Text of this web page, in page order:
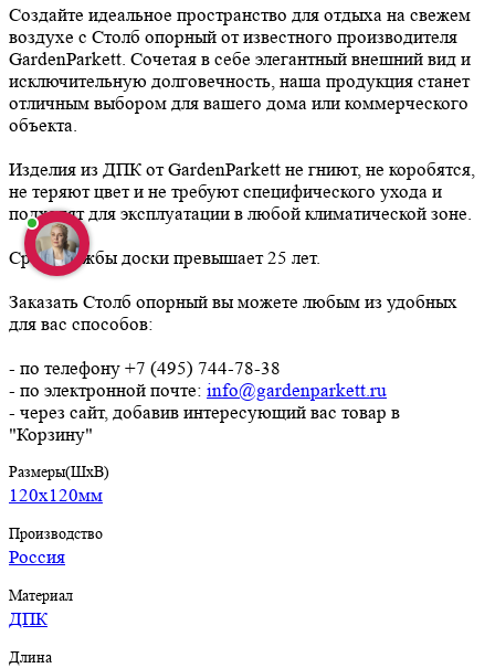
Создайте идеальное пространство для отдыха на свежем
воздухе с Столб опорный от известного производителя
GardenParkett. Сочетая в себе элегантный внешний вид и
исключительную долговечность, наша продукция станет
отличным выбором для вашего дома или коммерческого
объекта.
Изделия из ДПК от GardenParkett не гниют, не коробятся,
не теряют цвет и не требуют специфического ухода и
подходят для эксплуатации в любой климатической зоне.
Срок службы доски превышает 25 лет.
Заказать Столб опорный вы можете любым из удобных
для вас способов:
- по телефону +7 (495) 744-78-38
- по электронной почте: info@gardenparkett.ru
- через сайт, добавив интересующий вас товар в
"Корзину"
Размеры(ШхВ)
120х120мм
Производство
Россия
Материал
ДПК
Длина